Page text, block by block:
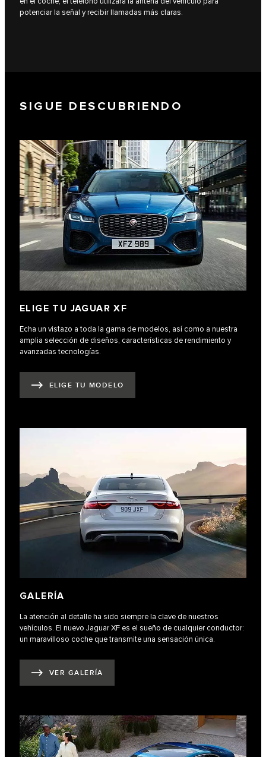
potenciar la señal y recibir llamadas más claras.
SIGUE DESCUBRIENDO
ELIGE TU JAGUAR XF
Echa un vistazo a toda la gama de modelos, así como a nuestra
amplia selección de diseños, características de rendimiento y
avanzadas tecnologías.
ELIGE TU MODELO
GALERÍA
La atención al detalle ha sido siempre la clave de nuestros
vehículos. El nuevo Jaguar XF es el sueño de cualquier conductor:
un maravilloso coche que transmite una sensación única.
VER GALERÍA